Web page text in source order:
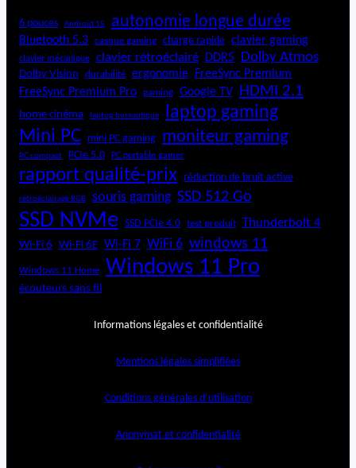
6 pouces Android 15 autonomie longue durée
Bluetooth 5.3 casque gaming charge rapide clavier gaming
clavier mécanique clavier rétroéclairé DDR5 Dolby Atmos
Dolby Vision durabilité ergonomie
FreeSync Premium
FreeSync Premium Pro
gaming Google TV HDMI 2.1
home cinéma laptop bureautique laptop gaming
Mini PC mini PC gaming moniteur gaming
PC compact PCIe 5.0 PC portable gamer
rapport qualité-prix réduction de bruit active
rétroéclairage RGB souris gaming SSD 512 Go
SSD NVMe SSD PCIe 4.0 test produit Thunderbolt 4
Wi-Fi 6 Wi-Fi 6E Wi-Fi 7 WiFi 6 windows 11
Windows 11 Home Windows 11 Pro
écouteurs sans fil
Informations légales et confidentialité
Mentions légales simplifiées
Conditions générales d’utilisation
Anonymat et confidentialité